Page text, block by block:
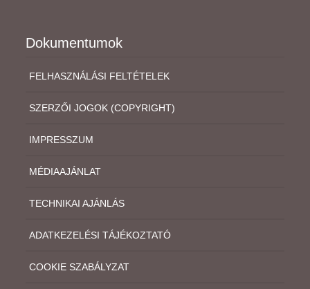
Dokumentumok
FELHASZNÁLÁSI FELTÉTELEK
SZERZŐI JOGOK (COPYRIGHT)
IMPRESSZUM
MÉDIAAJÁNLAT
TECHNIKAI AJÁNLÁS
ADATKEZELÉSI TÁJÉKOZTATÓ
COOKIE SZABÁLYZAT